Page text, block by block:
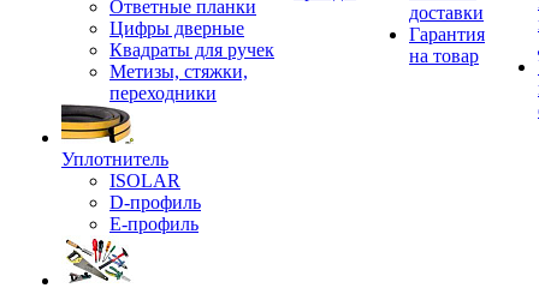
Ответные планки
Цифры дверные
Квадраты для ручек
Метизы, стяжки,
переходники
Уплотнитель
ISOLAR
D-профиль
Е-профиль
доставки
Гарантия
на товар